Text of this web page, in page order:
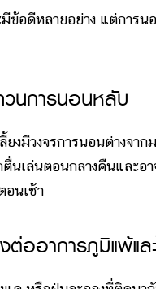
ลายอย่าง แต่การนอน
นการนอนหลับ
งจรการนอนต่างจากม
นเล่นตอนกลางคืนและอ
นเช้า
ต่ออาการภูมิแพ้แล